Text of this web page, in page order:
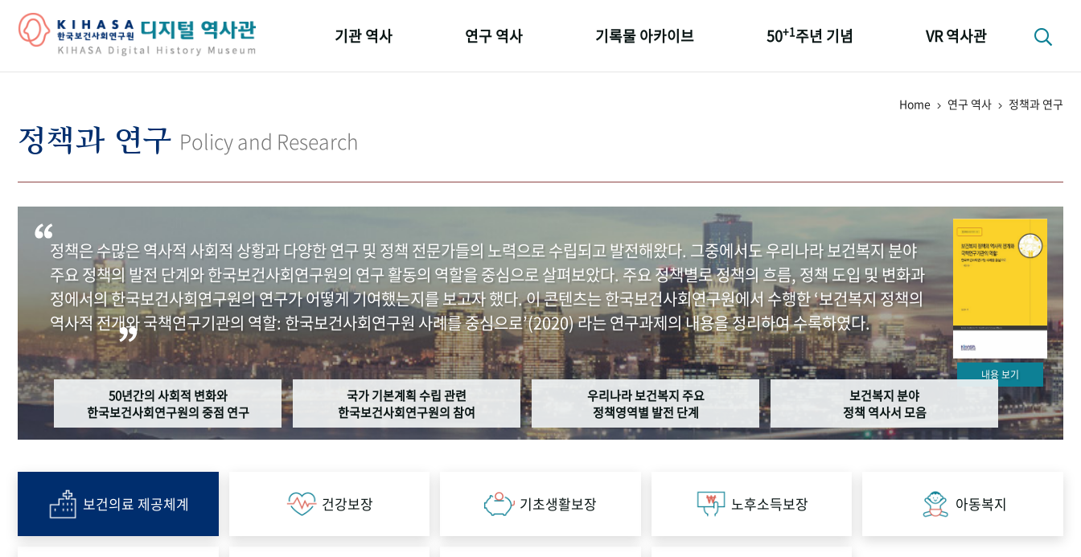
기관 역사
기관 변천사
연구 역사 기록물 아카이브 50+1주년 기념 VR 역사관
Home 연구 역사 정책과 연구
정책과 연구 Policy and Research
정책은 수많은 역사적 사회적 상황과 다양한 연구 및 정책 전문가들의 노력으로 수립되고 발전해왔다. 그중에서도 우리나라 보건복지 분야
주요 정책의 발전 단계와 한국보건사회연구원의 연구 활동의 역할을 중심으로 살펴보았다. 주요 정책별로 정책의 흐름, 정책 도입 및 변화과
정에서의 한국보건사회연구원의 연구가 어떻게 기여했는지를 보고자 했다. 이 콘텐츠는 한국보건사회연구원에서 수행한 ‘보건복지 정책의
역사적 전개와 국책연구기관의 역할: 한국보건사회연구원 사례를 중심으로’(2020) 라는 연구과제의 내용을 정리하여 수록하였다.
내용 보기
50년간의 사회적 변화와
한국보건사회연구원의 중점 연구
국가 기본계획 수립 관련
한국보건사회연구원의 참여
우리나라 보건복지 주요
정책영역별 발전 단계
보건복지 분야
정책 역사서 모음
보건의료 제공체계 건강보장 기초생활보장 노후소득보장 아동복지